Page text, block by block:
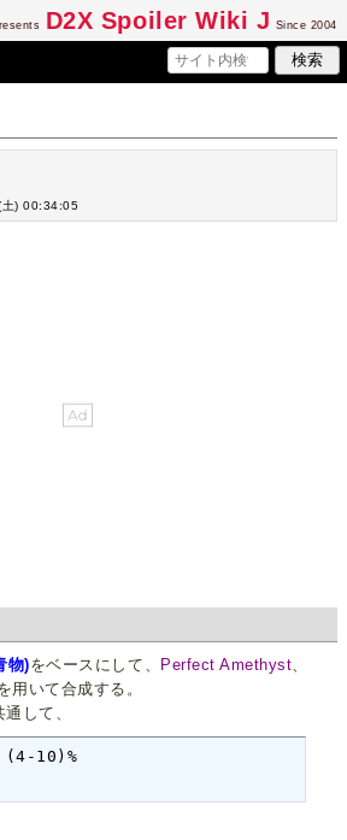
D2X Spoiler Wiki J Since 2004
) 00:34:05
物)をベースにして、 Perfect Amethyst
用いて合成する。
して、
(4-10)%